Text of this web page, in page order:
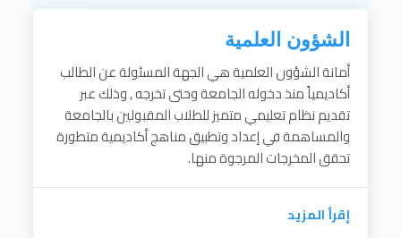
الشؤون العلمية
أمانة الشؤون العلمية هي الجهة المسئولة عن الطالب
أكاديمياً منذ دخوله الجامعة وحتى تخرجه , وذلك عبر
تقديم نظام تعليمي متميز للطلاب المقبولين بالجامعة
والمساهمة في إعداد وتطبيق مناهج أكاديمية متطورة
تحقق المخرجات المرجوة منها.
إقرأ المزيد